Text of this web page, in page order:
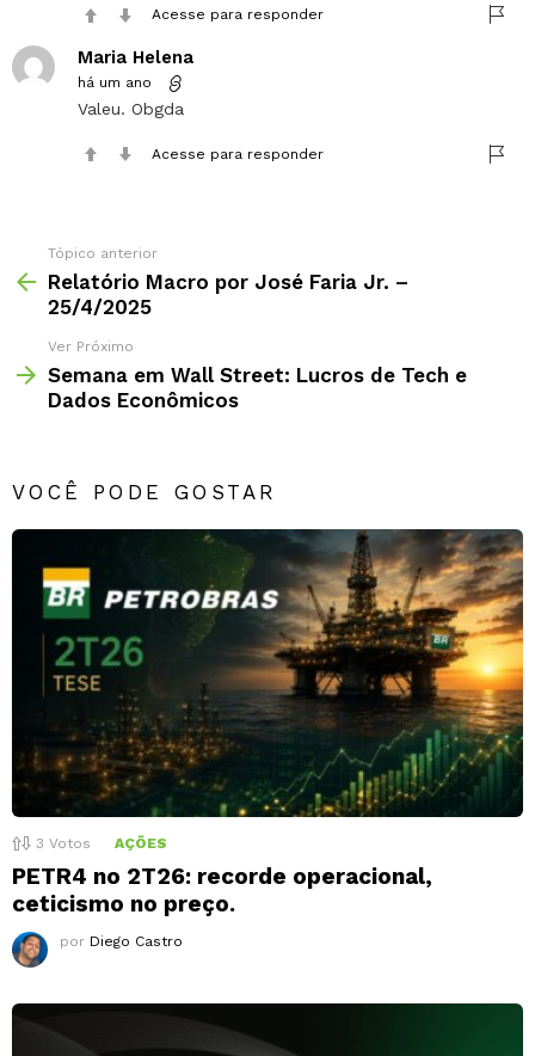
Acesse para responder
Maria Helena
há um ano
Valeu. Obgda
Acesse para responder
Tópico anterior
Relatório Macro por José Faria Jr. –
25/4/2025
Ver Próximo
Semana em Wall Street: Lucros de Tech e
Dados Econômicos
VOCÊ PODE GOSTAR
3 Votos AÇÕES
PETR4 no 2T26: recorde operacional,
ceticismo no preço.
por Diego Castro